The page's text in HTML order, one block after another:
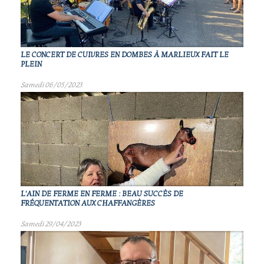
LE CONCERT DE CUIVRES EN DOMBES À MARLIEUX FAIT LE
PLEIN
Samedi 06/05/2023
L'AIN DE FERME EN FERME : BEAU SUCCÈS DE
FRÉQUENTATION AUX CHAFFANGÈRES
Samedi 29/04/2023